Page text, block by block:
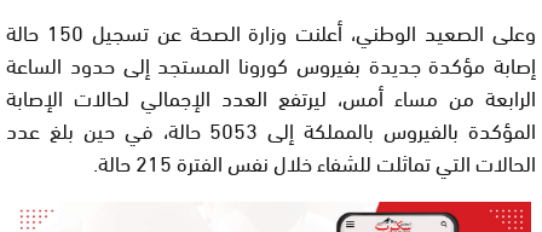
وعلى الصعيد الوطني، أعلنت وزارة الصحة عن تسجيل 150 حالة
إصابة مؤكدة جديدة بفيروس كورونا المستجد إلى حدود الساعة
الرابعة من مساء أمس، ليرتفع العدد الإجمالي لحالات الإصابة
المؤكدة بالفيروس بالمملكة إلى 5053 حالة، في حين بلغ عدد
الحالات التي تماثلت للشفاء خلال نفس الفترة 215 حالة.